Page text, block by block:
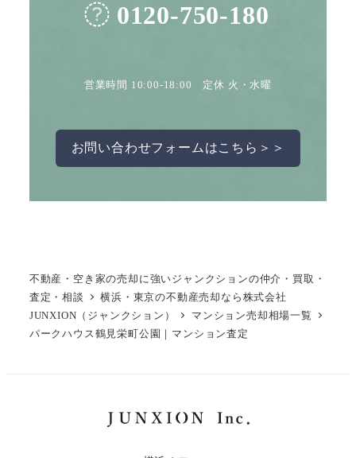
0120-750-180
営業時間 10:00-18:00 定休 火・水曜
お問い合わせフォームはこちら＞＞
不動産・空き家の売却に強いジャンクションの仲介・買取・
査定・相談
横浜・東京の不動産売却なら株式会社
JUNXION（ジャンクション）
マンション売却相場一覧
パークハウス鶴見栄町公園｜マンション査定